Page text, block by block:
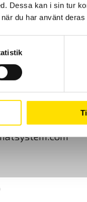
Dessa kan i sin tur
du har använt deras
68 00